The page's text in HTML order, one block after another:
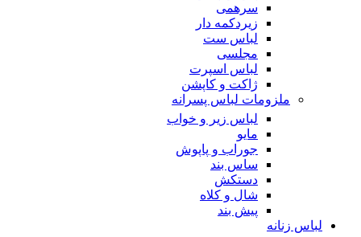
سرهمی
زیردکمه دار
لباس ست
مجلسی
لباس اسپرت
ژاکت و کاپشن
ملزومات لباس پسرانه
لباس زیر و خواب
مایو
جوراب و پاپوش
ساس بند
دستکش
شال و کلاه
پیش بند
لباس زنانه